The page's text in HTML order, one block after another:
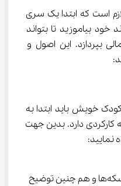
است که ابتدا یک سری
خود بیاموزید تا بتواند
بپردازد. این اصول و
خویش باید ابتدا به
دارد. بدین جهت
نشان دادن اسکناس‌ها و سکه‌ها و هم چنین توضیح